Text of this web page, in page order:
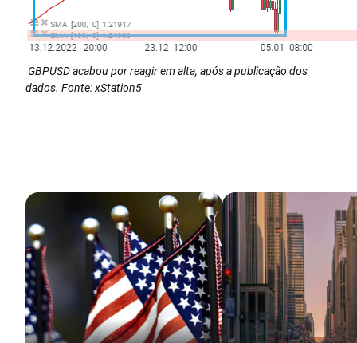
GBPUSD acabou por reagir em alta, após a publicação dos
dados. Fonte: xStation5